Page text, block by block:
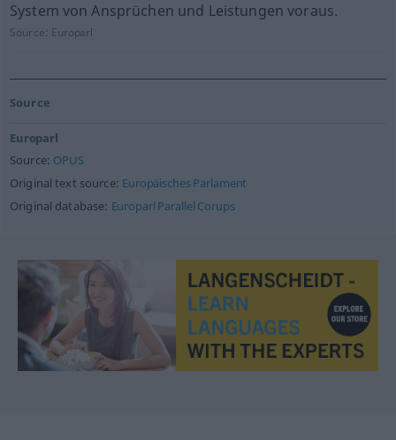
System von Ansprüchen und Leistungen voraus.
Source: Europarl
Source
Europarl
Source: OPUS
Original text source: Europäisches Parlament
Original database: Europarl Parallel Corups